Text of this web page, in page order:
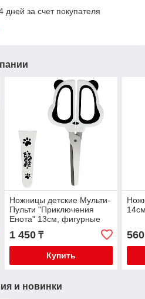
дней за счет покупателя
Ножницы детские Мульти-
Пульти "Приключения
Енота" 13см, фигурные
ручки "Панда", в футляре,
MS_49022
1 450₸
Купить
560
и новинки